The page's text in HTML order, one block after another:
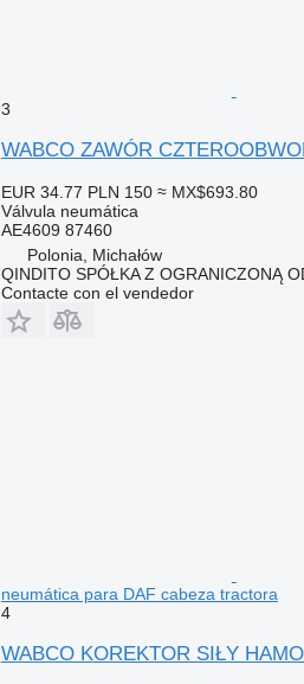
3
WABCO ZAWÓR
EUR 34.77 PLN 150 ≈ MX$693.80
Válvula neumática
AE4609 87460
Polonia, Michałów
QINDITO SPÓŁKA Z OGRANICZONĄ
Contacte con el vendedor
neumática para DAF cabeza tractora
4
WABCO KOREKTOR SIŁY